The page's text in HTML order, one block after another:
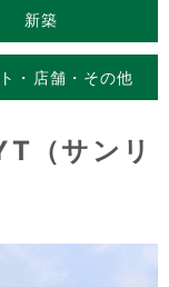
新築
・店舗・その他
（サンリ